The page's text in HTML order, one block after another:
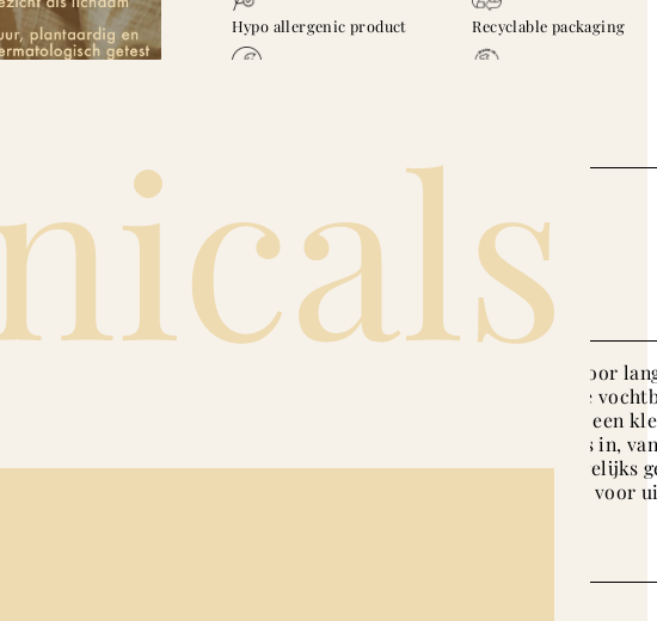
Hypo allergenic product Recyclable packaging
How To Use
Onze heerlijke, lichte lotion zorgt voor
hydratatie en herstelt de natuurlijke
de gevoelige huid van je baby. Neem een
hoeveelheid en masseer het zachtjes in,
“top to teeny toes”. Perfect voor dagelijks
Vermijd contact met de ogen. Alleen voor